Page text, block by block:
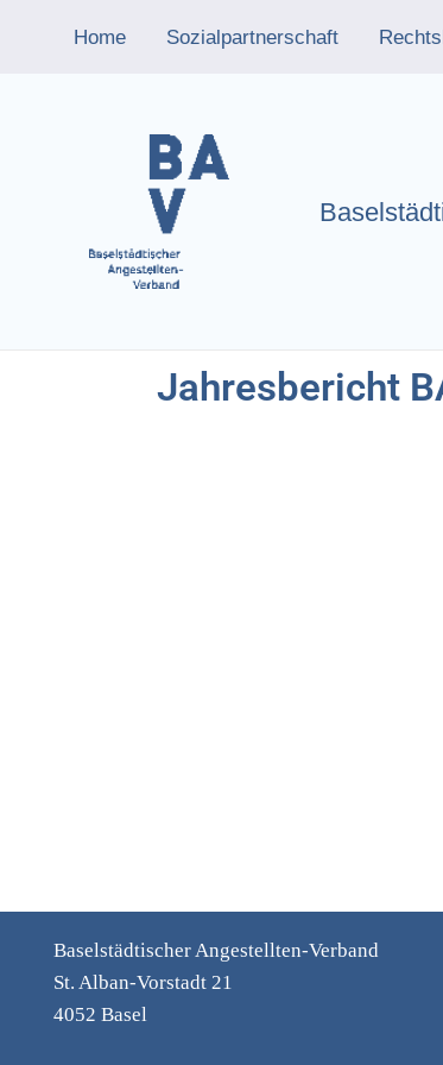
Home Sozialpartnerschaft
Jahresbericht
Baselstädtischer Angestellten-Verband
St. Alban-Vorstadt 21
4052 Basel